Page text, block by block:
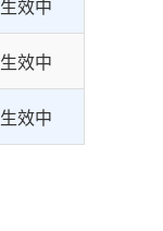
生效中
生效中
生效中